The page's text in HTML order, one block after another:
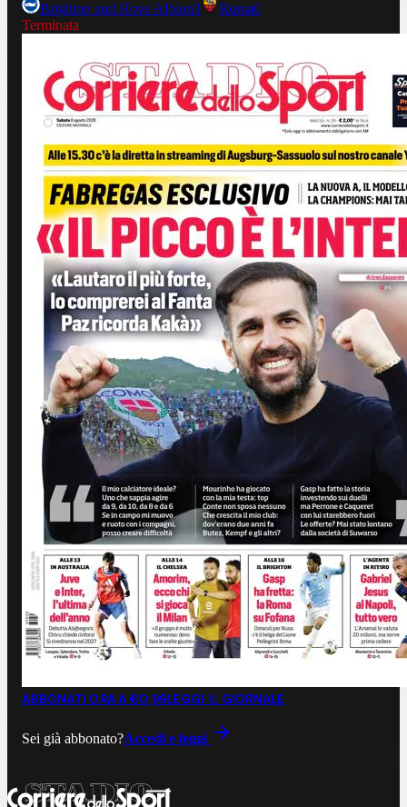
Brighton and Hove Albion3 Roma0
Terminata
ABBONATI ORA A €0,99LEGGI IL GIORNALE
Sei già abbonato?Accedi e leggi